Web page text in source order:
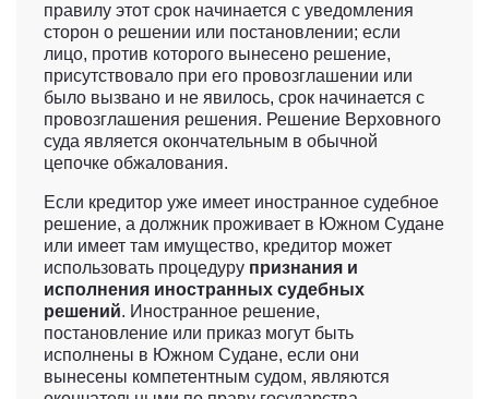
правилу этот срок начинается с уведомления
сторон о решении или постановлении; если
лицо, против которого вынесено решение,
присутствовало при его провозглашении или
было вызвано и не явилось, срок начинается с
провозглашения решения. Решение Верховного
суда является окончательным в обычной
цепочке обжалования.
Если кредитор уже имеет иностранное судебное
решение, а должник проживает в Южном Судане
или имеет там имущество, кредитор может
использовать процедуру признания и
исполнения иностранных судебных
решений. Иностранное решение,
постановление или приказ могут быть
исполнены в Южном Судане, если они
вынесены компетентным судом, являются